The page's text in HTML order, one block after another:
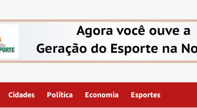
Cidades Política Economia Esportes